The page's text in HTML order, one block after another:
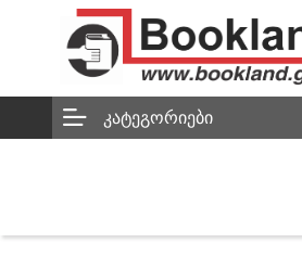
ᲙᲐᲢᲔᲒᲝᲠᲘᲔᲑᲘ